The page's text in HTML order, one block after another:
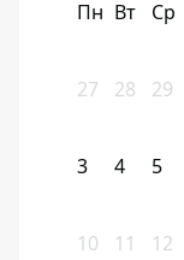
Пн Вт Ср
27 28 29
3 4 5
10 11 12